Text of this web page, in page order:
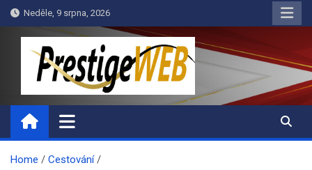
Skip
to
Neděle, 9 srpna, 2026
PrestigeWEB
Home
Cestování